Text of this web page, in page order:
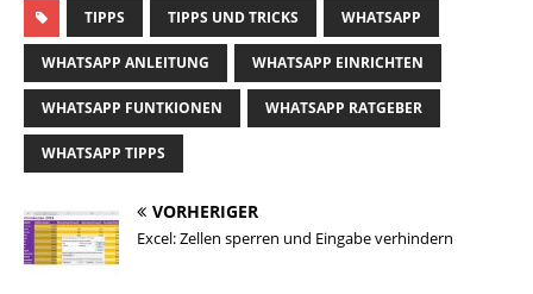
TIPPS TIPPS UND TRICKS WHATSAPP
WHATSAPP ANLEITUNG WHATSAPP EINRICHTEN
WHATSAPP FUNTKIONEN WHATSAPP RATGEBER
WHATSAPP TIPPS
VORHERIGER
Excel: Zellen sperren und Eingabe verhindern